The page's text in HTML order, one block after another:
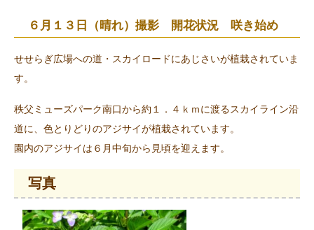
６月１３日（晴れ）撮影 開花状況 咲き始め
せせらぎ広場への道・スカイロードにあじさいが植栽されていま
す。
秩父ミューズパーク南口から約１．４ｋｍに渡るスカイライン沿
道に、色とりどりのアジサイが植栽されています。
園内のアジサイは６月中旬から見頃を迎えます。
写真